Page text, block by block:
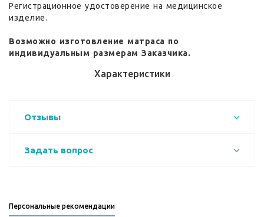
Регистрационное удостоверение на медицинское
изделие.
Возможно изготовление матраса по
индивидуальным размерам Заказчика.
Характеристики
Отзывы
Задать вопрос
Персональные рекомендации